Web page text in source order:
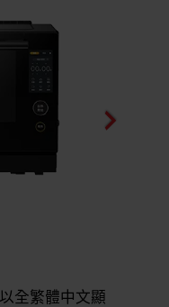
全繁體中文顯